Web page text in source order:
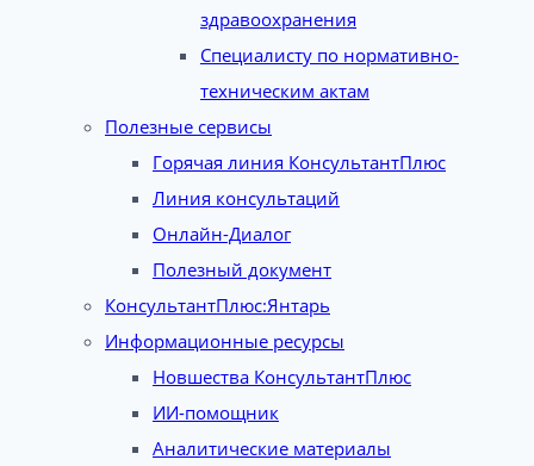
здравоохранения
Специалисту по нормативно-
техническим актам
Полезные сервисы
Горячая линия КонсультантПлюс
Линия консультаций
Онлайн-Диалог
Полезный документ
КонсультантПлюс:Янтарь
Информационные ресурсы
Новшества КонсультантПлюс
ИИ-помощник
Аналитические материалы